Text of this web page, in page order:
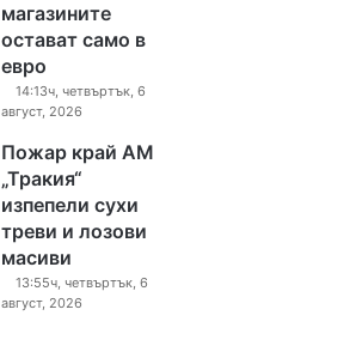
магазините
остават само в
евро
14:13ч, четвъртък, 6
август, 2026
Пожар край АМ
„Тракия“
изпепели сухи
треви и лозови
масиви
13:55ч, четвъртък, 6
август, 2026